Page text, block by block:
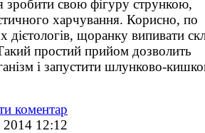
зробити свою фігуру стрункою,
харчування. Корисно, по
дієтологів, щоранку випивати
простий прийом дозволить
і запустити шлунково-
коментар
2014 12:12